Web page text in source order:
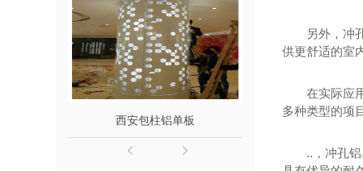
西安包柱铝单板 包柱铝
另外，冲
供更舒适的室
在实际应
多种类型的项
..，冲孔